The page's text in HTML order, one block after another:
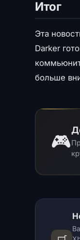
Итог
Эта
Darker
больше
🎮